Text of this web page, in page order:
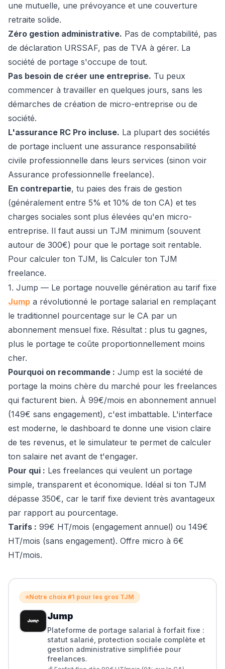
une mutuelle, une prévoyance et une couverture
retraite solide.
Zéro gestion administrative. Pas de comptabilité, pas
de déclaration URSSAF, pas de TVA à gérer. La
société de portage s'occupe de tout.
Pas besoin de créer une entreprise. Tu peux
commencer à travailler en quelques jours, sans les
démarches de création de micro-entreprise ou de
société.
L'assurance RC Pro incluse. La plupart des sociétés
de portage incluent une assurance responsabilité
civile professionnelle dans leurs services (sinon voir
Assurance professionnelle freelance).
En contrepartie, tu paies des frais de gestion
(généralement entre 5% et 10% de ton CA) et tes
charges sociales sont plus élevées qu'en micro-
entreprise. Il faut aussi un TJM minimum (souvent
autour de 300€) pour que le portage soit rentable.
Pour calculer ton TJM, lis Calculer ton TJM
freelance.
1. Jump — Le portage nouvelle génération au tarif fixe
Jump a révolutionné le portage salarial en remplaçant
le traditionnel pourcentage sur le CA par un
abonnement mensuel fixe. Résultat : plus tu gagnes,
plus le portage te coûte proportionnellement moins
cher.
Pourquoi on recommande : Jump est la société de
portage la moins chère du marché pour les freelances
qui facturent bien. À 99€/mois en abonnement annuel
(149€ sans engagement), c'est imbattable. L'interface
est moderne, le dashboard te donne une vision claire
de tes revenus, et le simulateur te permet de calculer
ton salaire net avant de t'engager.
Pour qui : Les freelances qui veulent un portage
simple, transparent et économique. Idéal si ton TJM
dépasse 350€, car le tarif fixe devient très avantageux
par rapport au pourcentage.
Tarifs : 99€ HT/mois (engagement annuel) ou 149€
HT/mois (sans engagement). Offre micro à 6€
HT/mois.
⭐Notre choix #1 pour les gros TJM
Jump
Plateforme de portage salarial à forfait fixe :
statut salarié, protection sociale complète et
gestion administrative simplifiée pour
freelances.